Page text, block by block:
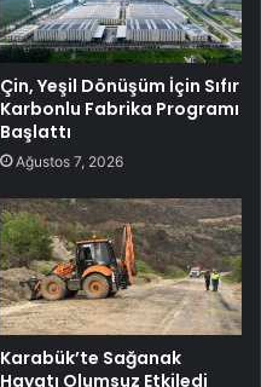
Çin, Yeşil Dönüşüm İçin Sıfır
Karbonlu Fabrika Programı
Başlattı
Ağustos 7, 2026
Karabük’te Sağanak
Hayatı Olumsuz Etkiledi